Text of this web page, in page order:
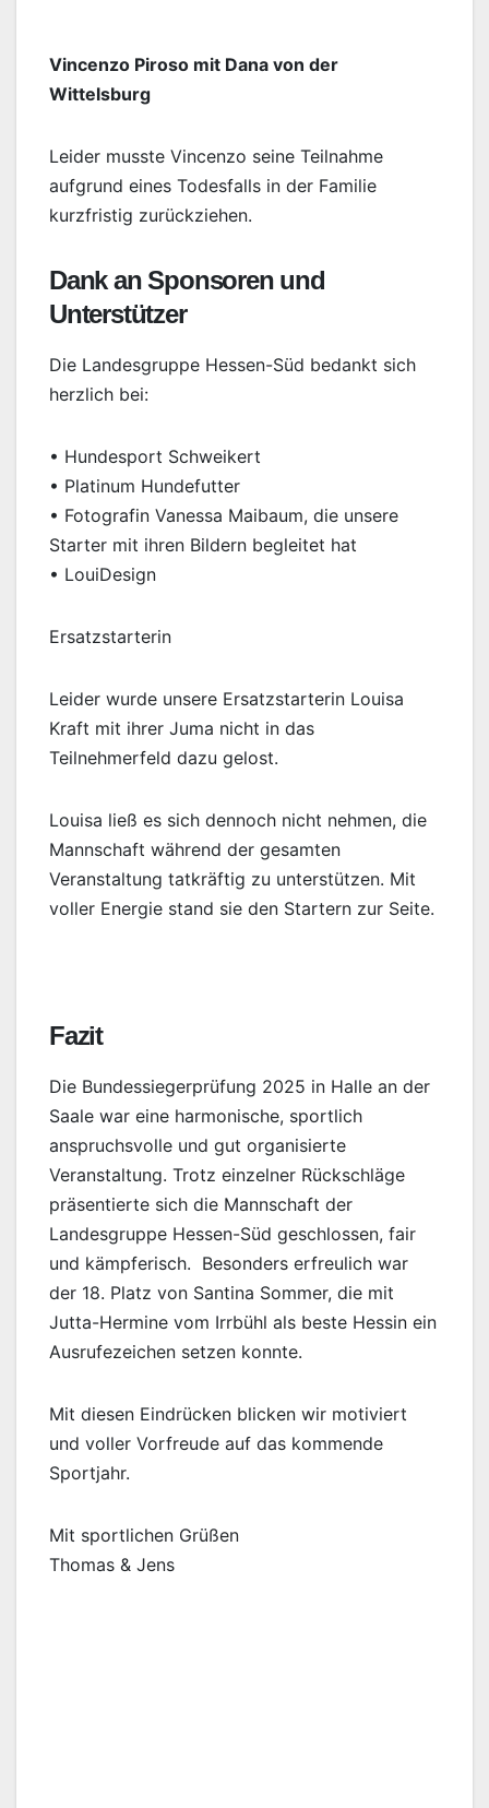
Vincenzo Piroso mit Dana von der
Wittelsburg
Leider musste Vincenzo seine Teilnahme
aufgrund eines Todesfalls in der Familie
kurzfristig zurückziehen.
Dank an Sponsoren und
Unterstützer
Die Landesgruppe Hessen-Süd bedankt sich
herzlich bei:
• Hundesport Schweikert
• Platinum Hundefutter
• Fotografin Vanessa Maibaum, die unsere
Starter mit ihren Bildern begleitet hat
• LouiDesign
Ersatzstarterin
Leider wurde unsere Ersatzstarterin Louisa
Kraft mit ihrer Juma nicht in das
Teilnehmerfeld dazu gelost.
Louisa ließ es sich dennoch nicht nehmen, die
Mannschaft während der gesamten
Veranstaltung tatkräftig zu unterstützen. Mit
voller Energie stand sie den Startern zur Seite.
Fazit
Die Bundessiegerprüfung 2025 in Halle an der
Saale war eine harmonische, sportlich
anspruchsvolle und gut organisierte
Veranstaltung. Trotz einzelner Rückschläge
präsentierte sich die Mannschaft der
Landesgruppe Hessen-Süd geschlossen, fair
und kämpferisch. Besonders erfreulich war
der 18. Platz von Santina Sommer, die mit
Jutta-Hermine vom Irrbühl als beste Hessin ein
Ausrufezeichen setzen konnte.
Mit diesen Eindrücken blicken wir motiviert
und voller Vorfreude auf das kommende
Sportjahr.
Mit sportlichen Grüßen
Thomas & Jens